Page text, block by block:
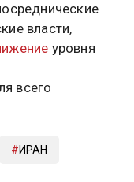
власти,
уровня
всего
ИРАН